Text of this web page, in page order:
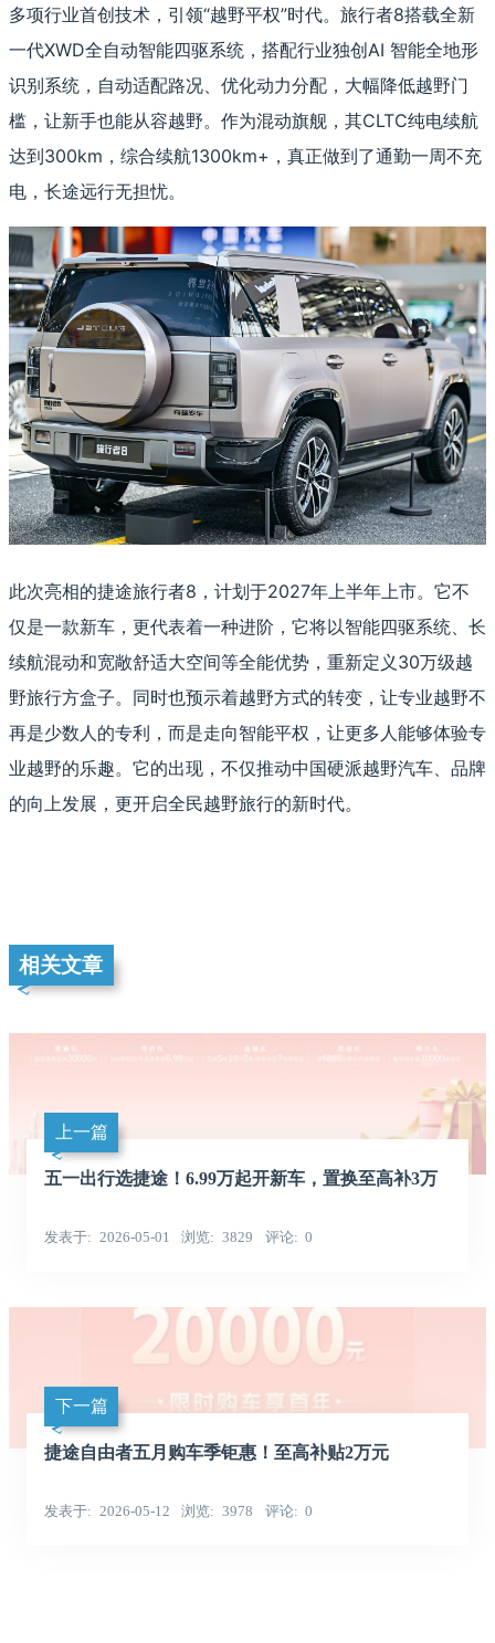
多项行业首创技术，引领“越野平权”时代。旅行者8搭载全新
一代XWD全自动智能四驱系统，搭配行业独创AI 智能全地形
识别系统，自动适配路况、优化动力分配，大幅降低越野门
槛，让新手也能从容越野。作为混动旗舰，其CLTC纯电续航
达到300km，综合续航1300km+，真正做到了通勤一周不充
电，长途远行无担忧。
此次亮相的捷途旅行者8，计划于2027年上半年上市。它不
仅是一款新车，更代表着一种进阶，它将以智能四驱系统、长
续航混动和宽敞舒适大空间等全能优势，重新定义30万级越
野旅行方盒子。同时也预示着越野方式的转变，让专业越野不
再是少数人的专利，而是走向智能平权，让更多人能够体验专
业越野的乐趣。它的出现，不仅推动中国硬派越野汽车、品牌
的向上发展，更开启全民越野旅行的新时代。
相关文章
上一篇
五一出行选捷途！6.99万起开新车，置换至高补3万
发表于 2026-05-01 浏览 3829 评论 0
下一篇
捷途自由者五月购车季钜惠！至高补贴2万元
发表于 2026-05-12 浏览 3978 评论 0